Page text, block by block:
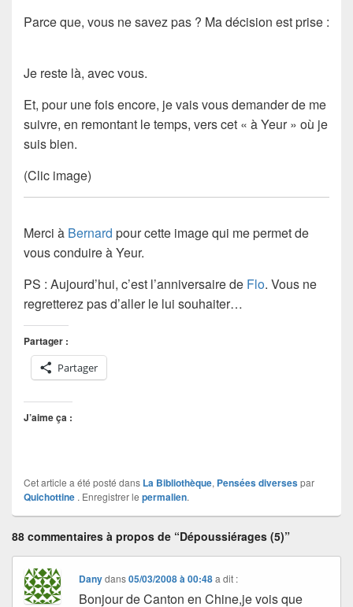
Parce que, vous ne savez pas ? Madécision est prise :
Je reste là, avec vous.
Et, pour une fois encore, je vais vous demander de me
suivre, en remontant le temps, vers cet « à Yeur » où je
suis bien.
(Clic image)
Merci à Bernard pour cette image qui me permet de
vous conduire àYeur.
PS : Aujourd’hui, c’est l’anniversaire de Flo. Vous ne
regretterez pas d’aller le lui souhaiter…
Partager :
Partager
J’aime ça :
Cet article a été posté dans La Bibliothèque, Pensées diversespar
Quichottine . Enregistrer le permalien.
88 commentaires à propos de “Dépoussiérages (5)”
Danydans05/03/2008 à 00:48 a dit :
Bonjour de Canton en Chine,je vois que